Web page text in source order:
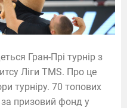
Гран-Прі турнір з
Ліги TMS. Про це
турніру. 70 топових
призовий фонд у